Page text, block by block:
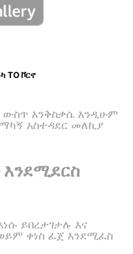
TO ቮርኖ
ውስጥ እንቅስቃሴ እንዲሁም
አስተዳደር መለኪያ
እንደሚደርስ
ይበረታገታሉ እና
ቀነስ ፈጀ እንደሚፈስ